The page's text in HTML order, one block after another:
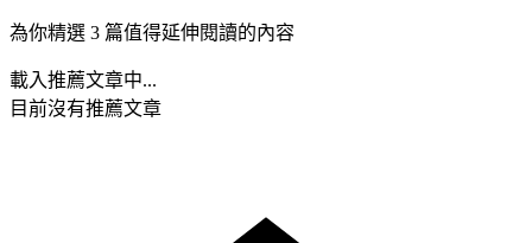
為你精選 3 篇值得延伸閱讀的內容
載入推薦文章中...
目前沒有推薦文章